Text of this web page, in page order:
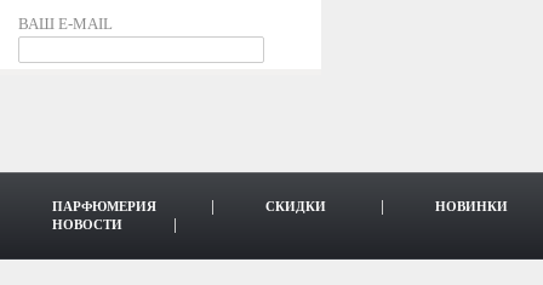
ВАШ E-MAIL
ПАРФЮМЕРИЯ СКИДКИ
НОВИНКИ
НОВОСТИ